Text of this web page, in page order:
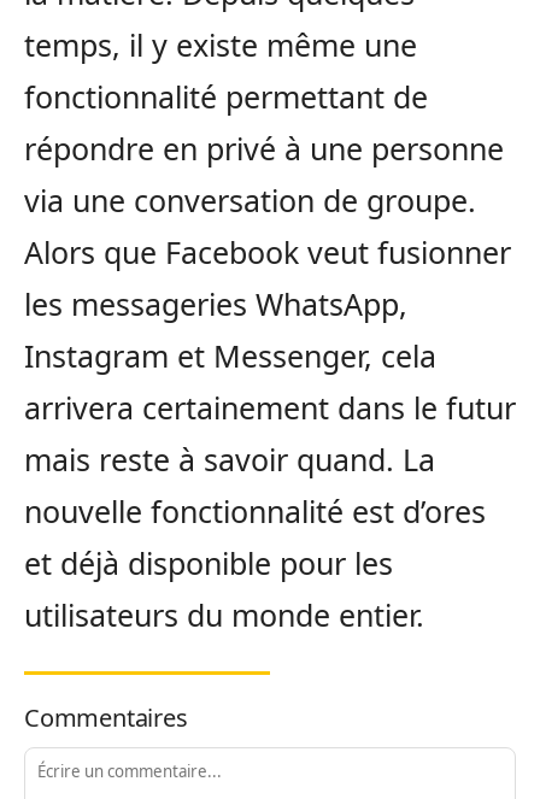
temps, il y existe même une
fonctionnalité permettant de
répondre en privé à une personne
via une conversation de groupe.
Alors que Facebook veut fusionner
les messageries WhatsApp,
Instagram et Messenger, cela
arrivera certainement dans le futur
mais reste à savoir quand. La
nouvelle fonctionnalité est d’ores
et déjà disponible pour les
utilisateurs du monde entier.
Commentaires